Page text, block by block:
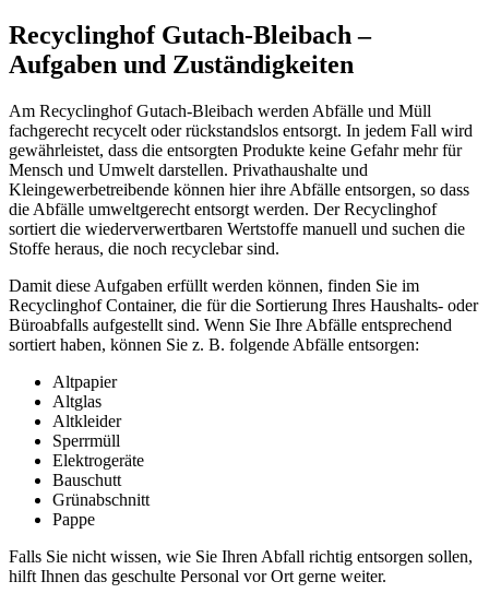
Recyclinghof Gutach-Bleibach –
Aufgaben und Zuständigkeiten
Am Recyclinghof Gutach-Bleibach werden Abfälle und Müll
fachgerecht recycelt oder rückstandslos entsorgt. In jedem Fall wird
gewährleistet, dass die entsorgten Produkte keine Gefahr mehr für
Mensch und Umwelt darstellen. Privathaushalte und
Kleingewerbetreibende können hier ihre Abfälle entsorgen, so dass
die Abfälle umweltgerecht entsorgt werden. Der Recyclinghof
sortiert die wiederverwertbaren Wertstoffe manuell und suchen die
Stoffe heraus, die noch recyclebar sind.
Damit diese Aufgaben erfüllt werden können, finden Sie im
Recyclinghof Container, die für die Sortierung Ihres Haushalts- oder
Büroabfalls aufgestellt sind. Wenn Sie Ihre Abfälle entsprechend
sortiert haben, können Sie z. B. folgende Abfälle entsorgen:
Altpapier
Altglas
Altkleider
Sperrmüll
Elektrogeräte
Bauschutt
Grünabschnitt
Pappe
Falls Sie nicht wissen, wie Sie Ihren Abfall richtig entsorgen sollen,
hilft Ihnen das geschulte Personal vor Ort gerne weiter.